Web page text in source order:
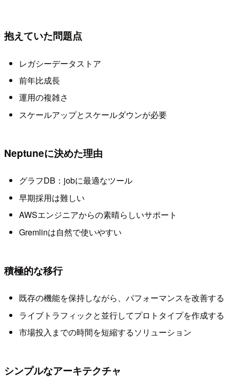
抱えていた問題点
レガシーデータストア
前年比成長
運用の複雑さ
スケールアップとスケールダウンが必要
Neptuneに決めた理由
グラフDB：jobに最適なツール
早期採用は難しい
AWSエンジニアからの素晴らしいサポート
Gremlinは自然で使いやすい
積極的な移行
既存の機能を保持しながら、パフォーマンスを改善する
ライブトラフィックと並行してプロトタイプを作成する
市場投入までの時間を短縮するソリューション
シンプルなアーキテクチャ